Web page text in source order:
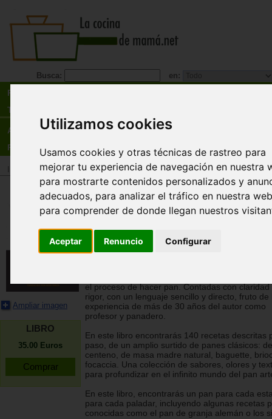
Utilizamos cookies
Usamos cookies y otras técnicas de rastreo para
mejorar tu experiencia de navegación en nuestra
para mostrarte contenidos personalizados y
adecuados, para analizar el tráfico en nuestra
para comprender de donde llegan nuestros
Aceptar Renuncio Configurar
Busca: en:
Recetas
Tienda
Actualidad
Registro
Tienda>Libros> Menú>Pan y pastelería
Ampliar imagen
LIBRO
35.00 Euros
El pan. Un libro de técnicas y
recetas de panaderia
Jeffrey Hamelman
Tanto si haces pan en casa, como si eres o
el proceso de hacer pan. Contadas con claridad
rigor, con un lenguaje sencillo y directo, fruto de
experiencia de más de 30 años del autor como
profesor y panadero.
En este libro encontrarás 140 recetas descritas
paso, de un amplio surtido de panes clásicos: de
centeno, de masa madre natural, baguette,
focaccia. Una colección de sabores, olores y
para profundizar en el infinito mundo del pan
En este libro, encontrarás un pan para cada
para cada paladar, incluyendo algunas recetas
conocidas como el pan de granja alemán o los